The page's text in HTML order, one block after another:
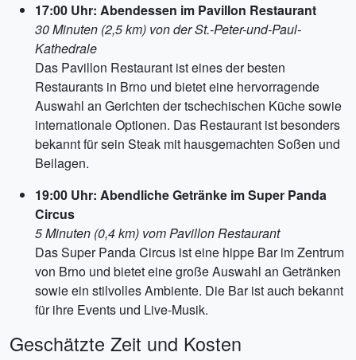
17:00 Uhr: Abendessen im Pavillon Restaurant
30 Minuten (2,5 km) von der St.-Peter-und-Paul-
Kathedrale
Das Pavillon Restaurant ist eines der besten
Restaurants in Brno und bietet eine hervorragende
Auswahl an Gerichten der tschechischen Küche sowie
internationale Optionen. Das Restaurant ist besonders
bekannt für sein Steak mit hausgemachten Soßen und
Beilagen.
19:00 Uhr: Abendliche Getränke im Super Panda
Circus
5 Minuten (0,4 km) vom Pavillon Restaurant
Das Super Panda Circus ist eine hippe Bar im Zentrum
von Brno und bietet eine große Auswahl an Getränken
sowie ein stilvolles Ambiente. Die Bar ist auch bekannt
für ihre Events und Live-Musik.
Geschätzte Zeit und Kosten